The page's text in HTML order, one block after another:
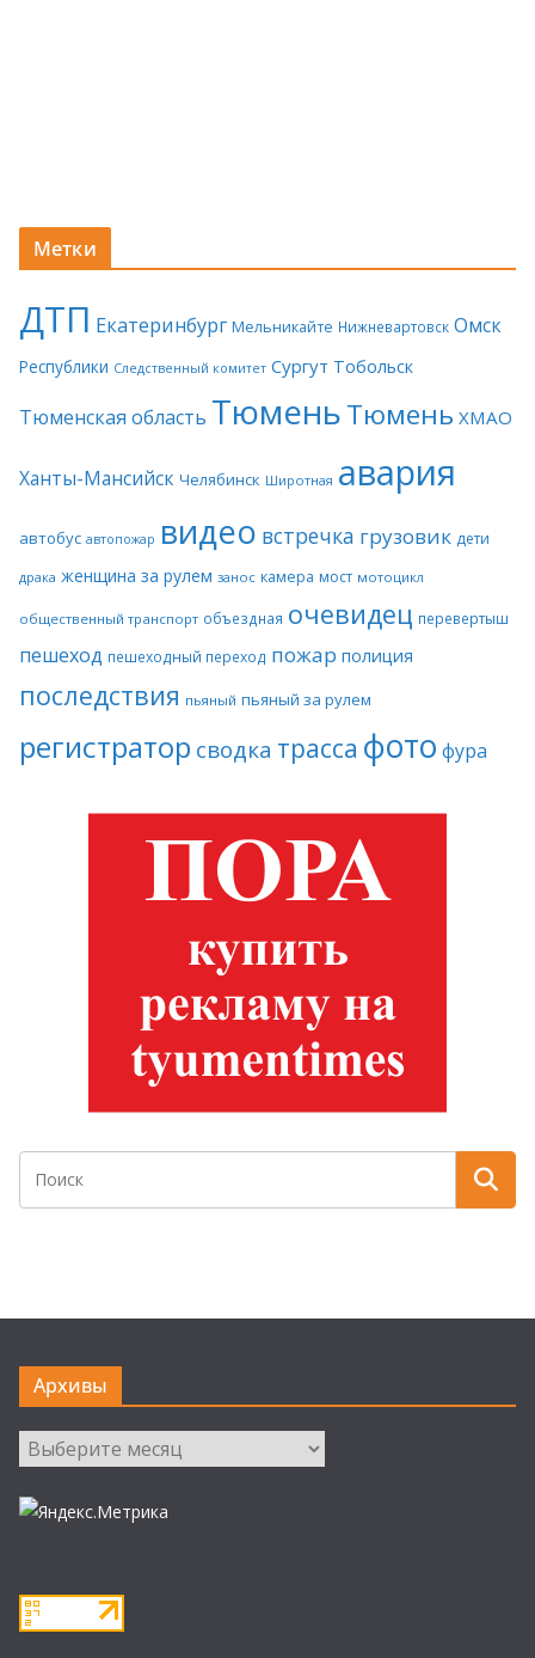
Метки
ДТП Екатеринбург Мельникайте Нижневартовск Омск
Республики Следственный комитет Сургут Тобольск
Тюменская область ТюменьТюмень ХМАО
Ханты-Мансийск Челябинск Широтная авария
автобус автопожар видео встречка грузовик дети
драка женщина за рулем занос камера мост мотоцикл
общественный транспорт объездная очевидец перевертыш
пешеход пешеходный переход пожар полиция
последствия пьяный пьяный за рулем
регистратор сводка трасса фото фура
Архивы
Архивы